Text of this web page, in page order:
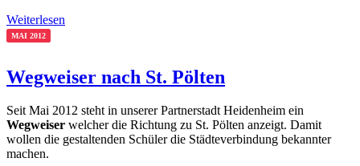
Weiterlesen
MAI 2012
Wegweiser nach St. Pölten
Seit Mai 2012 steht in unserer Partnerstadt Heidenheim ein
Wegweiser welcher die Richtung zu St. Pölten anzeigt. Damit
wollen die gestaltenden Schüler die Städteverbindung bekannter
machen.